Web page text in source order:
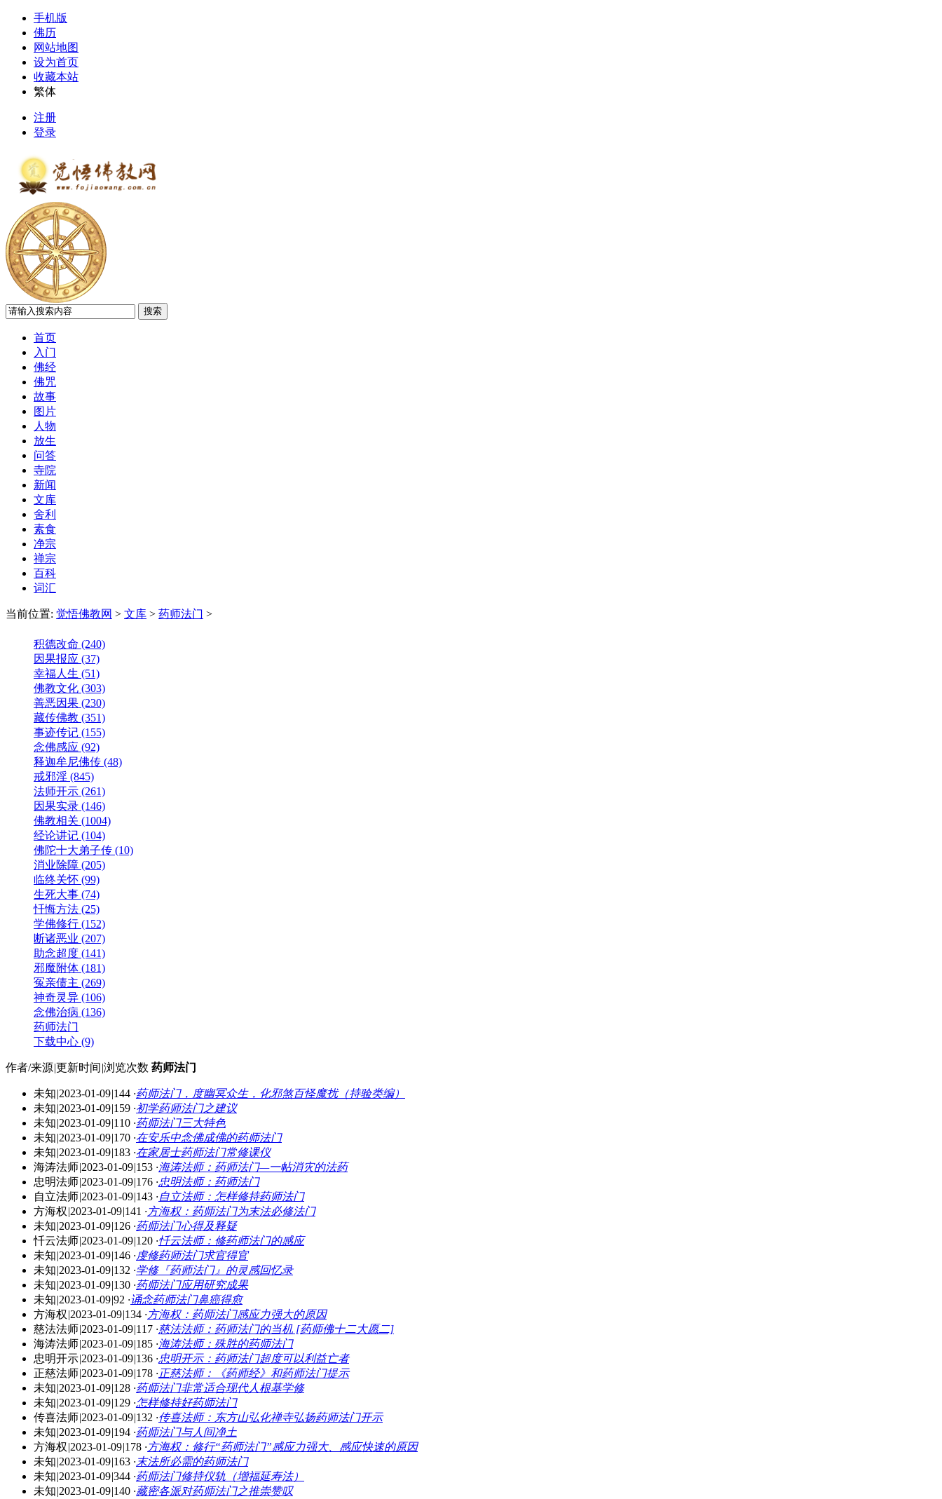
手机版
佛历
网站地图
设为首页
收藏本站
繁体
注册
登录
搜索
首页
入门
佛经
佛咒
故事
图片
人物
放生
问答
寺院
新闻
文库
舍利
素食
净宗
禅宗
百科
词汇
当前位置: 觉悟佛教网 > 文库 > 药师法门 >
积德改命 (240)
因果报应 (37)
幸福人生 (51)
佛教文化 (303)
善恶因果 (230)
藏传佛教 (351)
事迹传记 (155)
念佛感应 (92)
释迦牟尼佛传 (48)
戒邪淫 (845)
法师开示 (261)
因果实录 (146)
佛教相关 (1004)
经论讲记 (104)
佛陀十大弟子传 (10)
消业除障 (205)
临终关怀 (99)
生死大事 (74)
忏悔方法 (25)
学佛修行 (152)
断诸恶业 (207)
助念超度 (141)
邪魔附体 (181)
冤亲债主 (269)
神奇灵异 (106)
念佛治病 (136)
药师法门
下载中心 (9)
作者/来源|更新时间 |浏览次数 药师法门
未知|2023-01-09|144 ·药师法门，度幽冥众生，化邪煞百怪魔扰（持验类编）
未知|2023-01-09|159 ·初学药师法门之建议
未知|2023-01-09|110 ·药师法门三大特色
未知|2023-01-09|170 ·在安乐中念佛成佛的药师法门
未知|2023-01-09|183 ·在家居士药师法门常修课仪
海涛法师|2023-01-09|153 ·海涛法师：药师法门—一帖消灾的法药
忠明法师|2023-01-09|176 ·忠明法师：药师法门
自立法师|2023-01-09|143 ·自立法师：怎样修持药师法门
方海权|2023-01-09|141 ·方海权：药师法门为末法必修法门
未知|2023-01-09|126 ·药师法门心得及释疑
忏云法师|2023-01-09|120 ·忏云法师：修药师法门的感应
未知|2023-01-09|146 ·虔修药师法门求官得官
未知|2023-01-09|132 ·学修『药师法门』的灵感回忆录
未知|2023-01-09|130 ·药师法门应用研究成果
未知|2023-01-09|92 ·诵念药师法门鼻癌得愈
方海权|2023-01-09|134 ·方海权：药师法门感应力强大的原因
慈法法师|2023-01-09|117 ·慈法法师：药师法门的当机 [药师佛十二大愿二]
海涛法师|2023-01-09|185 ·海涛法师：殊胜的药师法门
忠明开示|2023-01-09|136 ·忠明开示：药师法门超度可以利益亡者
正慈法师|2023-01-09|178 · 正慈法师：《药师经》和药师法门提示
未知|2023-01-09|128 ·药师法门非常适合现代人根基学修
未知|2023-01-09|129 ·怎样修持好药师法门
传喜法师|2023-01-09|132 ·传喜法师：东方山弘化禅寺弘扬药师法门开示
未知|2023-01-09|194 ·药师法门与人间净土
方海权|2023-01-09|178 ·方海权：修行“药师法门”感应力强大、感应快速的原因
未知|2023-01-09|163 ·末法所必需的药师法门
未知|2023-01-09|344 ·药师法门修持仪轨（增福延寿法）
未知|2023-01-09|140 ·藏密各派对药师法门之推崇赞叹